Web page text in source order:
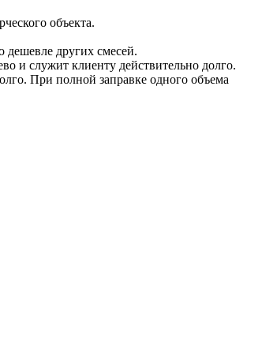
объекта.
дешевле других смесей.
и служит клиенту действительно долго.
При полной заправке одного объема